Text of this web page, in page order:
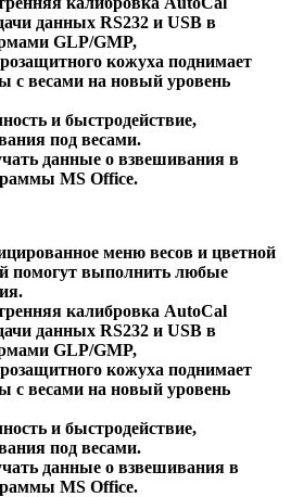
данных RS232 и USB в
GLP/GMP,
кожуха поднимает
с весами на новый уровень
и быстродействие,
под весами.
данные о взвешивания в
MS Office.
меню весов и цветной
помогут выполнить любые
калибровка AutoCal
данных RS232 и USB в
GLP/GMP,
кожуха поднимает
с весами на новый уровень
и быстродействие,
под весами.
данные о взвешивания в
MS Office.